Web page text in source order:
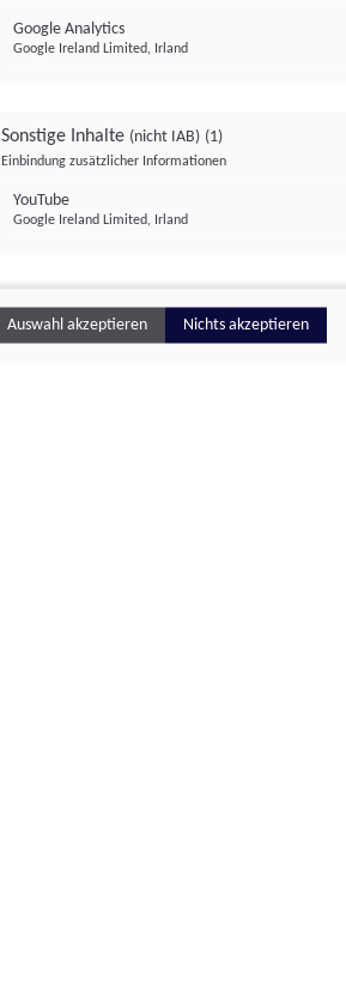
Google Analytics
Google Ireland Limited, Irland
Sonstige Inhalte (nicht IAB) (1)
Einbindung zusätzlicher Informationen
YouTube
Google Ireland Limited, Irland
Auswahl akzeptieren Nichts akzeptieren